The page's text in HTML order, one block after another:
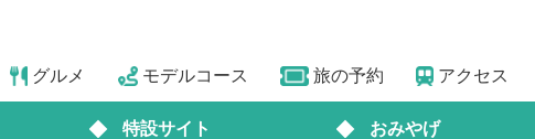
グルメ モデルコース 旅の予約 アクセス
特設サイト おみやげ